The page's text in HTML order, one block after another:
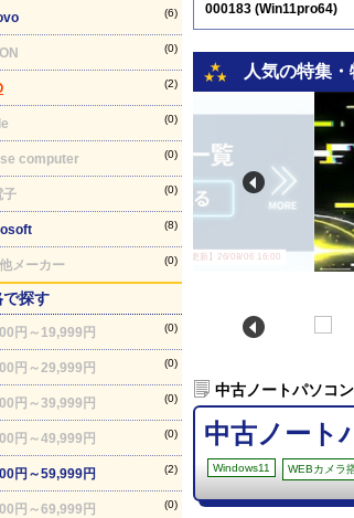
(6)
(0)
(2)
(0)
computer (0)
子 (0)
(8)
メーカー (0)
で探す
円～19,999円 (0)
円～29,999円 (0)
円～39,999円 (0)
円～49,999円 (0)
円～59,999円 (2)
円～69,999円 (0)
000183 (Win11pro64)
5N12
人気の特集
【最終更新】26/08/06 16:00
中古ノートパソコ
中古ノー
Windows11 WEBカメラ